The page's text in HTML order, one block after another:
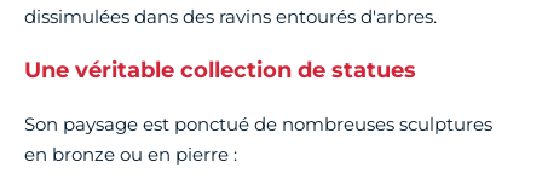
dissimulées dans des ravins entourés d'arbres.
Une véritable collection de statues
Son paysage est ponctué de nombreuses sculptures
en bronze ou en pierre :